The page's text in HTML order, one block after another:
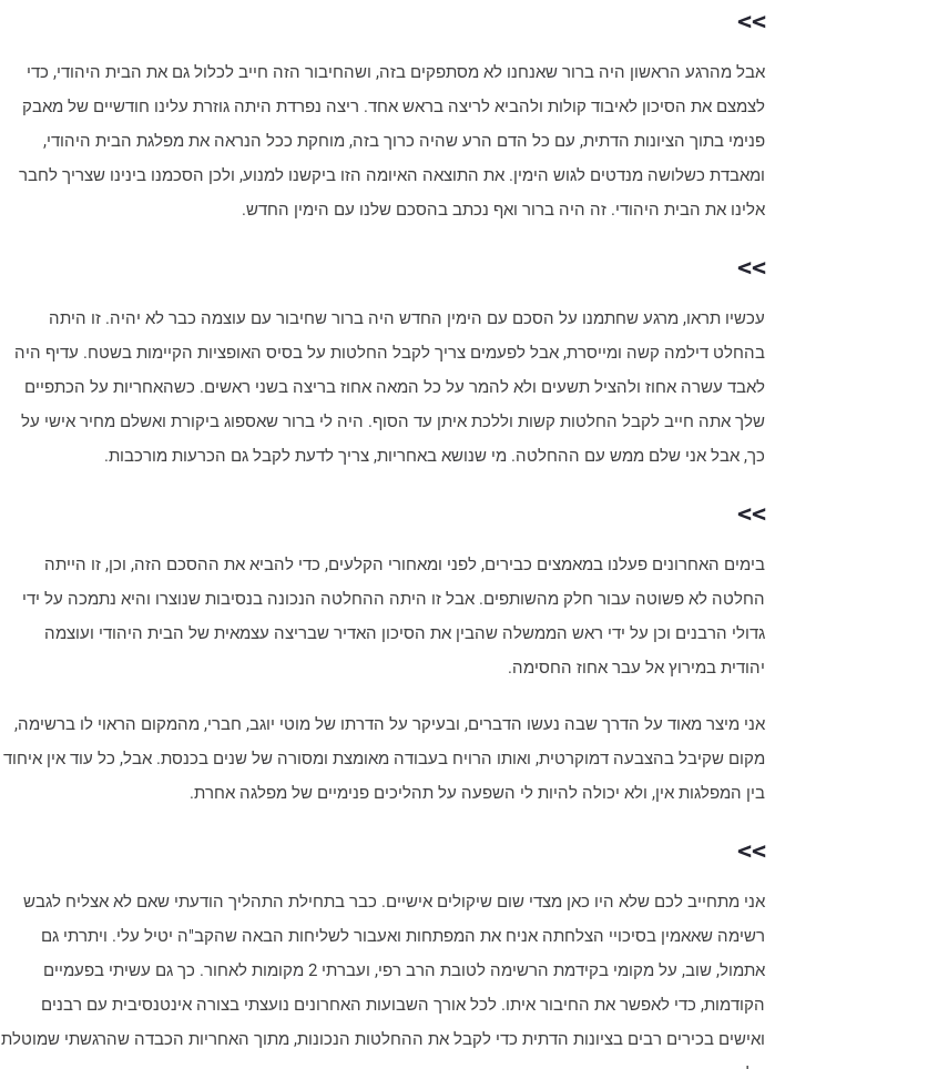
>>
אבל מהרגע הראשון היה ברור שאנחנו לא מסתפקים בזה, ושהחיבור הזה חייב לכלול גם את הבית היהודי, כדי
לצמצם את הסיכון לאיבוד קולות ולהביא לריצה בראש אחד. ריצה נפרדת היתה גוזרת עלינו חודשיים של מאבק
פנימי בתוך הציונות הדתית, עם כל הדם הרע שהיה כרוך בזה, מוחקת ככל הנראה את מפלגת הבית היהודי,
ומאבדת כשלושה מנדטים לגוש הימין. את התוצאה האיומה הזו ביקשנו למנוע, ולכן הסכמנו בינינו שצריך לחבר
אלינו את הבית היהודי. זה היה ברור ואף נכתב בהסכם שלנו עם הימין החדש.
>>
עכשיו תראו, מרגע שחתמנו על הסכם עם הימין החדש היה ברור שחיבור עם עוצמה כבר לא יהיה. זו היתה
בהחלט דילמה קשה ומייסרת, אבל לפעמים צריך לקבל החלטות על בסיס האופציות הקיימות בשטח. עדיף היה
לאבד עשרה אחוז ולהציל תשעים ולא להמר על כל המאה אחוז בריצה בשני ראשים. כשהאחריות על הכתפיים
שלך אתה חייב לקבל החלטות קשות וללכת איתן עד הסוף. היה לי ברור שאספוג ביקורת ואשלם מחיר אישי על
כך, אבל אני שלם ממש עם ההחלטה. מי שנושא באחריות, צריך לדעת לקבל גם הכרעות מורכבות.
>>
בימים האחרונים פעלנו במאמצים כבירים, לפני ומאחורי הקלעים, כדי להביא את ההסכם הזה, וכן, זו הייתה
החלטה לא פשוטה עבור חלק מהשותפים. אבל זו היתה ההחלטה הנכונה בנסיבות שנוצרו והיא נתמכה על ידי
גדולי הרבנים וכן על ידי ראש הממשלה שהבין את הסיכון האדיר שבריצה עצמאית של הבית היהודי ועוצמה
יהודית במירוץ אל עבר אחוז החסימה.
אני מיצר מאוד על הדרך שבה נעשו הדברים, ובעיקר על הדרתו של מוטי יוגב, חברי, מהמקום הראוי לו ברשימה,
מקום שקיבל בהצבעה דמוקרטית, ואותו הרויח בעבודה מאומצת ומסורה של שנים בכנסת. אבל, כל עוד אין איחוד
בין המפלגות אין, ולא יכולה להיות לי השפעה על תהליכים פנימיים של מפלגה אחרת.
>>
אני מתחייב לכם שלא היו כאן מצדי שום שיקולים אישיים. כבר בתחילת התהליך הודעתי שאם לא אצליח לגבש
רשימה שאאמין בסיכויי הצלחתה אניח את המפתחות ואעבור לשליחות הבאה שהקב"ה יטיל עלי. ויתרתי גם
אתמול, שוב, על מקומי בקידמת הרשימה לטובת הרב רפי, ועברתי 2 מקומות לאחור. כך גם עשיתי בפעמיים
הקודמות, כדי לאפשר את החיבור איתו. לכל אורך השבועות האחרונים נועצתי בצורה אינטנסיבית עם רבנים
ואישים בכירים רבים בציונות הדתית כדי לקבל את ההחלטות הנכונות, מתוך האחריות הכבדה שהרגשתי שמוטלת